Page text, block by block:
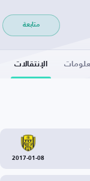
متابعة
الإنتقالات
2017-01-08